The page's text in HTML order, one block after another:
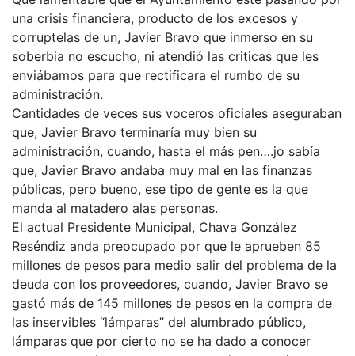
una crisis financiera, producto de los excesos y
corruptelas de un, Javier Bravo que inmerso en su
soberbia no escucho, ni atendió las criticas que les
enviábamos para que rectificara el rumbo de su
administración.
Cantidades de veces sus voceros oficiales aseguraban
que, Javier Bravo terminaría muy bien su
administración, cuando, hasta el más pen….jo sabía
que, Javier Bravo andaba muy mal en las finanzas
públicas, pero bueno, ese tipo de gente es la que
manda al matadero alas personas.
El actual Presidente Municipal, Chava González
Reséndiz anda preocupado por que le aprueben 85
millones de pesos para medio salir del problema de la
deuda con los proveedores, cuando, Javier Bravo se
gastó más de 145 millones de pesos en la compra de
las inservibles “lámparas” del alumbrado público,
lámparas que por cierto no se ha dado a conocer